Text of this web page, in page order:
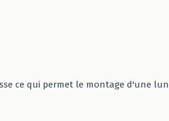
ce qui permet le montage d'une